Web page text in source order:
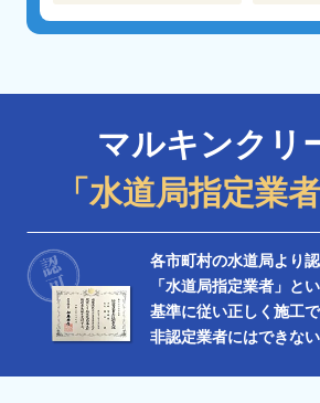
マルキンクリ
「水道局指定業者
各市町村の水道局より
「水道局指定業者」と
基準に従い正しく施工
非認定業者にはできな